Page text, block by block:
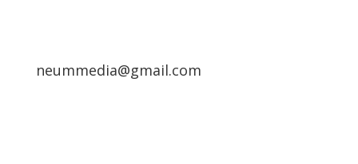
neummedia@gmail.com